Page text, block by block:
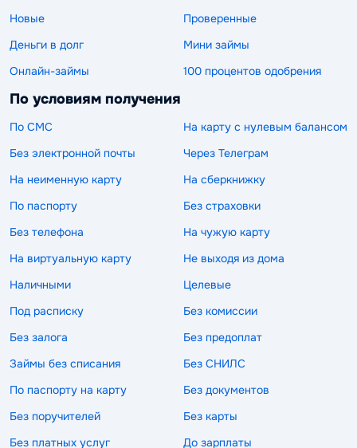
Новые
Проверенные
Деньги в долг
Мини займы
Онлайн-займы
100 процентов одобрения
По условиям получения
По СМС
На карту с нулевым балансом
Без электронной почты
Через Телеграм
На неименную карту
На сберкнижку
По паспорту
Без страховки
Без телефона
На чужую карту
На виртуальную карту
Не выходя из дома
Наличными
Целевые
Под расписку
Без комиссии
Без залога
Без предоплат
Займы без списания
Без СНИЛС
По паспорту на карту
Без документов
Без поручителей
Без карты
Без платных услуг
До зарплаты